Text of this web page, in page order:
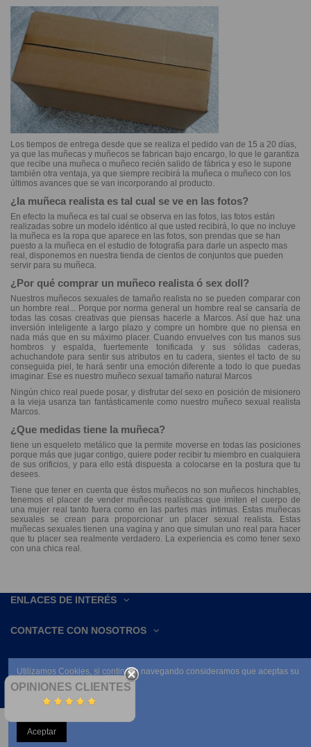
Los tiempos de entrega desde que se realiza el pedido van de 15 a 20 días,
ya que las muñecas y muñecos se fabrican bajo encargo, lo que le garantiza
que recibe una muñeca o muñeco recién salido de fábrica y eso le supone
también otra ventaja, ya que siempre recibirá la muñeca o muñeco con los
últimos avances que se van incorporando al producto.
¿la muñeca realista es tal cual se ve en las fotos?
En efecto la muñeca es tal cual se observa en las fotos, las fotos están
realizadas sobre un modelo idéntico al que usted recibirá, lo que no incluye
la muñeca es la ropa que aparece en las fotos, son prendas que se han
puesto a la muñeca en el estudio de fotografía para darle un aspecto mas
real, disponemos en nuestra tienda de cientos de conjuntos que pueden
servir para su muñeca.
¿Por qué comprar un muñeco realista ó sex doll?
Nuestros muñecos sexuales de tamaño realista no se pueden comparar con
un hombre real... Porque por norma general un hombre real se cansaría de
todas las cosas creativas que piensas hacerle a Marcos. Así que haz una
inversión inteligente a largo plazo y compre un hombre que no piensa en
nada más que en su máximo placer. Cuando envuelves con tus manos sus
hombros y espalda, fuertemente tonificada y sus sólidas caderas,
achuchandote para sentir sus atributos en tu cadera, sientes el tacto de su
conseguida piel, te hará sentir una emoción diferente a todo lo que puedas
imaginar. Ese es nuestro muñeco sexual tamaño natural Marcos
Ningún chico real puede posar, y disfrutar del sexo en posición de misionero
a la vieja usanza tan fantásticamente como nuestro muñeco sexual realista
Marcos.
¿Que medidas tiene la muñeca?
tiene un esqueleto metálico que la permite moverse en todas las posiciones
porque más que jugar contigo, quiere poder recibir tu miembro en cualquiera
de sus orificios, y para ello está dispuesta a colocarse en la postura que tu
desees.
Tiene que tener en cuenta que éstos muñecos no son muñecos hinchables,
tenemos el placer de vender muñecos realísticas que imiten el cuerpo de
una mujer real tanto fuera como en las partes mas íntimas. Estas muñecas
sexuales se crean para proporcionar un placer sexual realista. Estas
muñecas sexuales tienen una vagina y ano que simulan uno real para hacer
que tu placer sea realmente verdadero. La experiencia es como tener sexo
con una chica real.
ENLACES DE INTERÉS
CONTACTE CON NOSOTROS
OPINIONES CLIENTES
NEWSLETTER
Utilizamos Cookies, si continúas navegando consideramos que aceptas su
uso.
Leer condiciones
Aceptar